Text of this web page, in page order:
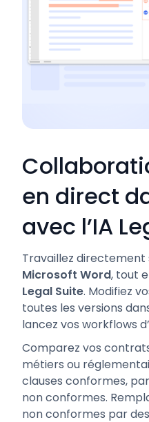
en direct
avec l’IA
Travaillez
Microsoft Word, tout
Legal Suite. Modifiez
toutes les versions
lancez vos workflows
Comparez vos
métiers ou
clauses conformes,
non conformes.
non conformes par